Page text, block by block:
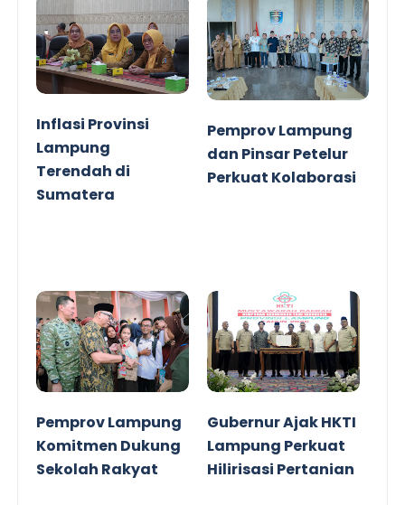
Inflasi Provinsi
Lampung
Terendah di
Sumatera
Pemprov Lampung
dan Pinsar Petelur
Perkuat Kolaborasi
Pemprov Lampung
Komitmen Dukung
Sekolah Rakyat
Gubernur Ajak HKTI
Lampung Perkuat
Hilirisasi Pertanian